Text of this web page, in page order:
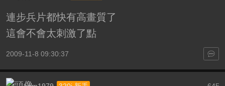
連步兵片都快有高畫質了
這會不會太刺激了點
2009-11-8 09:30:37